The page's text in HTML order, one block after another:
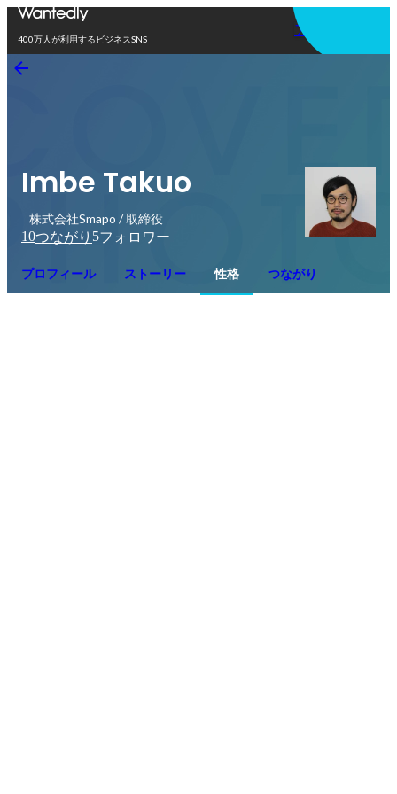
400万人が利用するビジネスSNS
アプリを使う
Imbe Takuo
株式会社Smapo / 取締役
10つながり 5フォロワー
プロフィール ストーリー 性格 つながり